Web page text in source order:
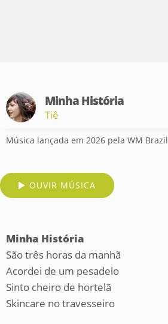
Minha História
Tiê
Música lançada em 2026 pela WM Brazil
OUVIR MÚSICA
Minha História
São três horas da manhã
Acordei de um pesadelo
Sinto cheiro de hortelã
Skincare no travesseiro